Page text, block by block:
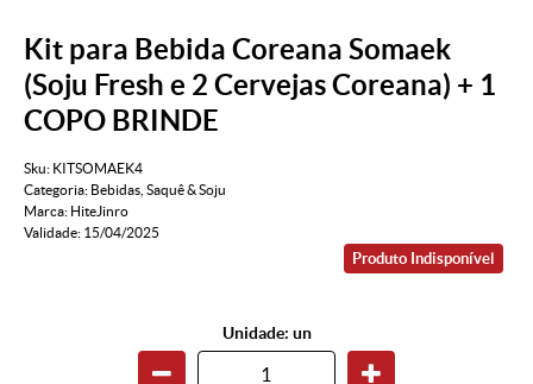
Kit para Bebida Coreana Somaek
(Soju Fresh e 2 Cervejas Coreana) + 1
COPO BRINDE
Sku: KITSOMAEK4
Categoria: Bebidas Saquê & Soju
Marca: HiteJinro
Validade: 15/04/2025
Produto Indisponível
Unidade: un